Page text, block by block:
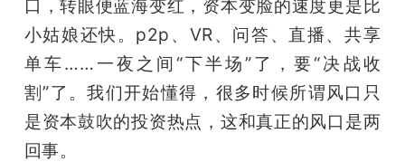
口，转眼便蓝海变红，资本变脸的速度更是比
小姑娘还快。p2p、VR、问答、直播、共享
单车……一夜之间“下半场”了，要“决战收
割”了。我们开始懂得，很多时候所谓风口只
是资本鼓吹的投资热点，这和真正的风口是两
回事。